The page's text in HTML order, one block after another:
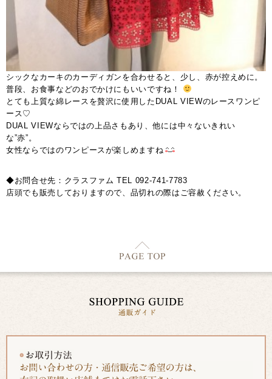
シックなカーキのカーディガンを合わせると、少し、赤が控えめに。
普段、お食事などのおでかけにもいいですね！
とても上質な綿レースを贅沢に使用したDUAL VIEWのレースワンピ
ース♡
DUAL VIEWならではの上品さもあり、他には中々ないきれい
な”赤”。
女性ならではのワンピースが楽しめますね
◆お問合せ先：クラスファム TEL 092-741-7783
店頭でも販売しておりますので、品切れの際はご容赦ください。